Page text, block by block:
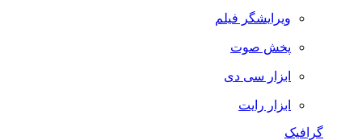
ویرایشگر فیلم
پخش صوت
ابزار سی دی
ابزار رایت
گرافیک